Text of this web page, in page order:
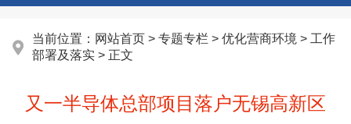
当前位置： 网站首页 > 专题专栏 > 优化营商环境 > 工作
部署及落实 > 正文
又一半导体总部项目落户无锡高新区